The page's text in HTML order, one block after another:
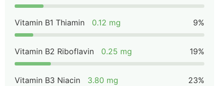
Vitamin B1 Thiamin 0.12 mg 9%
Vitamin B2 Riboflavin 0.25 mg 19%
Vitamin B3 Niacin 3.80 mg 23%